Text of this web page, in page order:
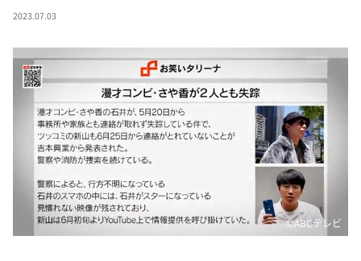
～人生密着トークバラエティ！～ やすとものいたっ
て真剣です
探偵！ナイトスクープ
news おかえり
河合＆A.B.C-Z塚田×福井アナ「なんでやねん！？」
（news おかえり）
DAIGOも台所 ～きょうの献立 何にする？～
本日はダイアンなり！シーズン２
朝だ！生です旅サラダ
教えて！ニュースライブ 正義のミカタ
2023.07.03
©ABCテレビ